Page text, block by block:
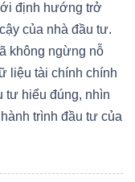
định hướng trở
của nhà đầu tư.
không ngừng nỗ
liệu tài chính chính
tư hiểu đúng, nhìn
trình đầu tư của